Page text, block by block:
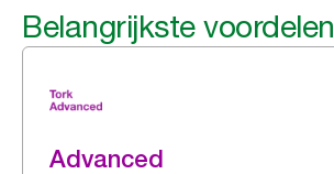
Belangrijkste voordelen
Advanced